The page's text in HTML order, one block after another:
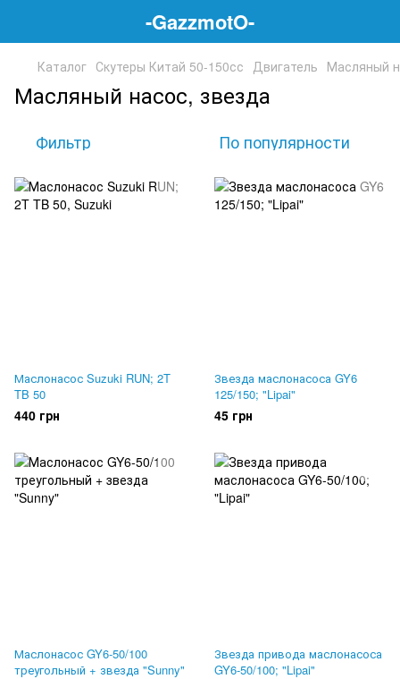
-GazzmotO-
Каталог Скутеры Китай 50-150сс Двигатель Масляный
Масляный насос, звезда
Фильтр По популярности
Маслонасос Suzuki RUN; 2T
TB 50
440 грн
Звезда маслонасоса GY6
125/150; "Lipai"
45 грн
Маслонасос GY6-50/100
треугольный + звезда "Sunny"
Звезда привода маслонасоса
GY6-50/100; "Lipai"